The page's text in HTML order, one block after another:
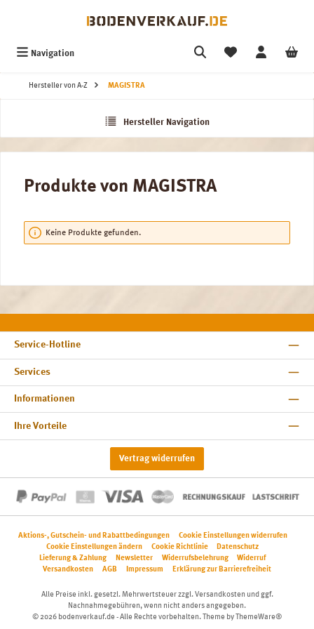
Navigation
Hersteller von A-Z MAGISTRA
Hersteller Navigation
Produkte von MAGISTRA
Keine Produkte gefunden.
Service-Hotline
Services
Informationen
Ihre Vorteile
Vertrag widerrufen
Aktions-, Gutschein- und Rabattbedingungen
Cookie Einstellungen widerrufen
Cookie Einstellungen ändern
Cookie Richtlinie
Datenschutz
Lieferung & Zahlung
Newsletter Widerrufsbelehrung
Widerruf
Versandkosten
AGB Impressum Erklärung zur Barrierefreiheit
Alle Preise inkl. gesetzl. Mehrwertsteuer zzgl.Versandkosten und ggf.
Nachnahmegebühren, wenn nicht anders angegeben.
© 2026 bodenverkauf.de - Alle Rechte vorbehalten. Theme by
ThemeWare®